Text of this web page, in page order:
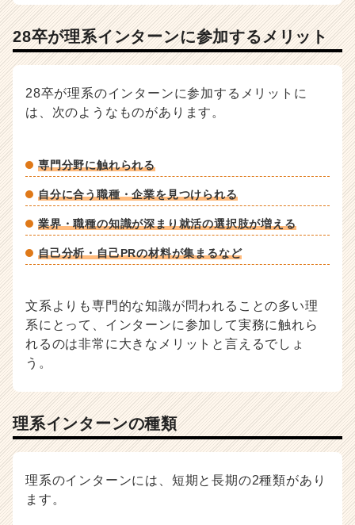
28卒が理系インターンに参加するメリット
28卒が理系のインターンに参加するメリットに
は、次のようなものがあります。
専門分野に触れられる
自分に合う職種・企業を見つけられる
業界・職種の知識が深まり就活の選択肢が増える
自己分析・自己PRの材料が集まるなど
文系よりも専門的な知識が問われることの多い理
系にとって、インターンに参加して実務に触れら
れるのは非常に大きなメリットと言えるでしょ
う。
理系インターンの種類
理系のインターンには、短期と長期の2種類があり
ます。